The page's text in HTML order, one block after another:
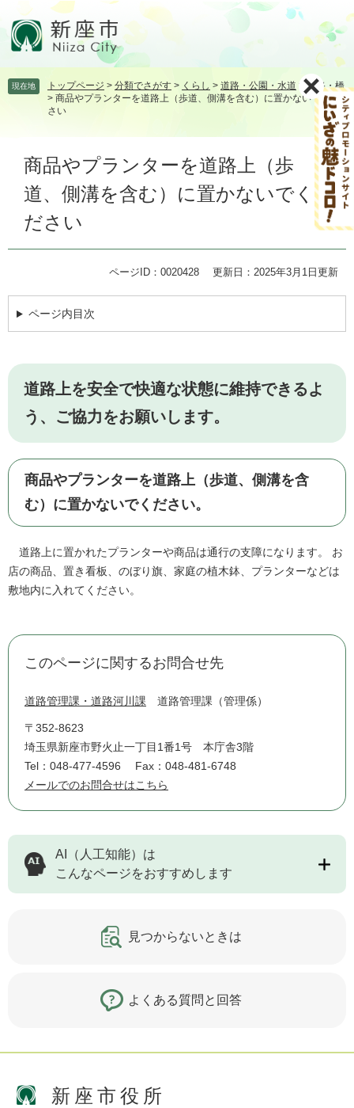
頭飛 現在地 トップページ > 分類でさがす > くらし > 道路・公園・水道 >道路・橋
> 商品やプランターを道路上（歩道、側溝を含む）に置かないでくだ
さい
商品やプランターを道路上（歩
道、側溝を含む）に置かないでく
ださい
ページID：0020428 更新日：2025年3月1日更新
ページ内目次
道路上を安全で快適な状態に維持できるよ
う、ご協力をお願いします。
商品やプランターを道路上（歩道、側溝を含
む）に置かないでください。
道路上に置かれたプランターや商品は通行の支障になります。 お
店の商品、置き看板、のぼり旗、家庭の植木鉢、プランターなどは
敷地内に入れてください。
このページに関するお問合せ先
道路管理課・道路河川課 道路管理課（管理係）
〒352-8623
埼玉県新座市野火止一丁目1番1号 本庁舎3階
Tel：048-477-4596
Fax：048-481-6748
メールでのお問合せはこちら
AI（人工知能）は
こんなページをおすすめします
見つからないときは
よくある質問と回答
新座市役所